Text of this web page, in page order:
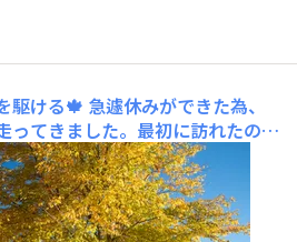
駆ける🍁 急遽休みができた為、
ってきました。最初に訪れたのは
て楽しみ方が変わる好きな場所で
別世界ですねその次は、八ヶ岳
ーションが綺麗でした。平日のビ
気持ちいですね。 サムネイルの